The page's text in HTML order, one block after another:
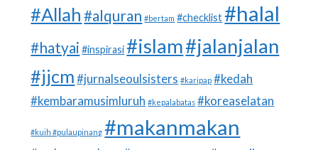
#Allah #alquran #bertam #checklist #halal
#hatyai #inspirasi #islam#jalanjalan
#jjcm #jurnalseoulsisters #karipap #kedah
#kembaramusimluruh #kepalabatas #koreaselatan
#kuih #pulaupinang #makanmakan